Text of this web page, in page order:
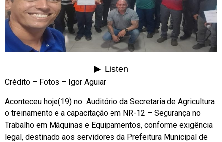
Crédito – Fotos – Igor Aguiar
Aconteceu hoje(19) no Auditório da Secretaria de Agricultura
o treinamento e a capacitação em NR-12 – Segurança no
Trabalho em Máquinas e Equipamentos, conforme exigência
legal, destinado aos servidores da Prefeitura Municipal de